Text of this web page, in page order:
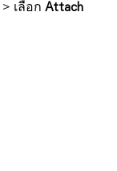
> เลือก Attach